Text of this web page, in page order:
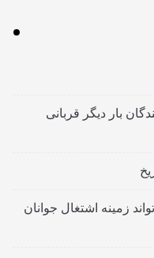
بار دیگر قربانی
زمینه اشتغال جوانان